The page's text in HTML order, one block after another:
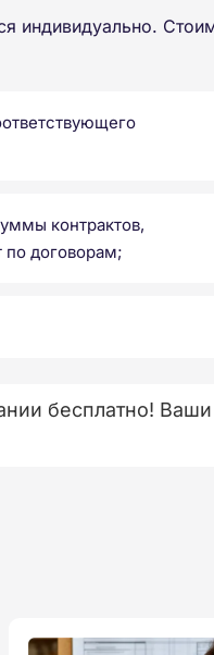
индивидуально.
контрактов,
по договорам;
бесплатно!